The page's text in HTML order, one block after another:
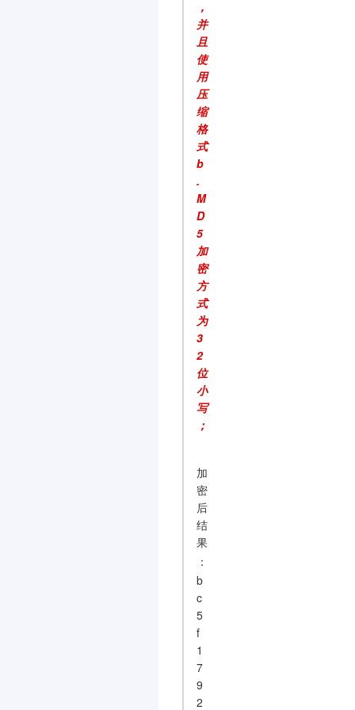
，
并
且
使
用
压
缩
格
式
b
.
M
D
5
加
密
方
式
为
3
2
位
小
写
；
加
密
后
结
果
：
b
c
5
f
1
7
9
2